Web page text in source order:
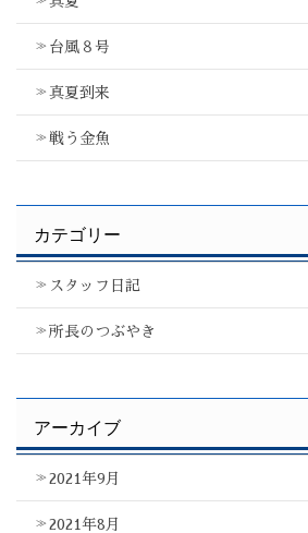
台風８号
真夏到来
戦う金魚
カテゴリー
スタッフ日記
所長のつぶやき
アーカイブ
2021年9月
2021年8月